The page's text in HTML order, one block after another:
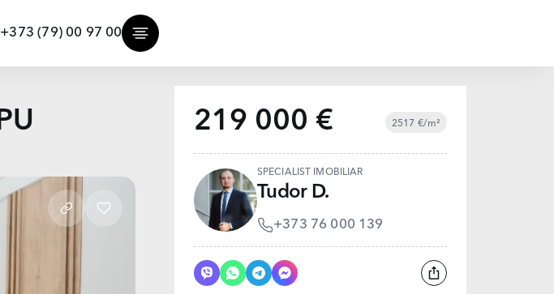
+373 (79) 00 97 00
219 000 € 2517 €/m²
SPECIALIST IMOBILIAR
Tudor D.
+373 76 000 139